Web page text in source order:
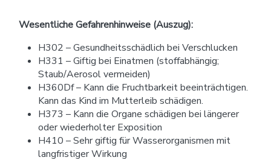
Wesentliche Gefahrenhinweise (Auszug):
H302 – Gesundheitsschädlich bei Verschlucken
H331 – Giftig bei Einatmen (stoffabhängig;
Staub/Aerosol vermeiden)
H360Df – Kann die Fruchtbarkeit beeinträchtigen.
Kann das Kind im Mutterleib schädigen.
H373 – Kann die Organe schädigen bei längerer
oder wiederholter Exposition
H410 – Sehr giftig für Wasserorganismen mit
langfristiger Wirkung